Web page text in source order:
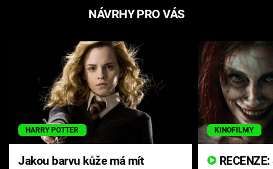
NÁVRHY PRO VÁS
HARRY POTTER
Jakou barvu kůže má mít
KINOFILMY